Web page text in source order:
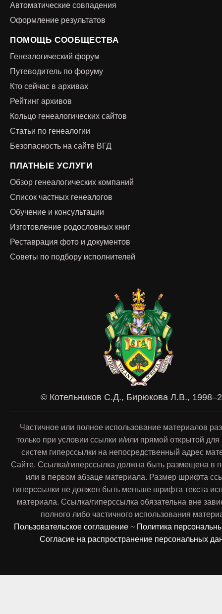
Автоматические совпадения
Оформление результатов
ПОМОЩЬ СООБЩЕСТВА
Генеалогический форум
Путеводитель по форуму
Кто сейчас в архивах
Рейтинг архивов
Кольцо генеалогических сайтов
Статьи по генеалогии
Безопасность на сайте ВГД
ПЛАТНЫЕ УСЛУГИ
Обзор генеалогических компаний
Список частных генеалогов
Обучение и консультации
Изготовление родословных книг
Реставрация фото и документов
Советы по подбору исполнителей
© Котельников С.Д., Бирюкова Л.В.,
Частичное или полное использование материалов
только при условии ссылки и/или прямой открытой
систем гиперссылки на непосредственный адрес
Сайте. Ссылка/гиперссылка должна быть размещена в
или в первом абзаце материала. Размер шрифта
гиперссылки не должен быть меньше шрифта текста
материала. Ссылка/гиперссылка обязательна вне
полного либо частичного использования
Пользовательское соглашение ~ Политика
Согласие на распространение персональных